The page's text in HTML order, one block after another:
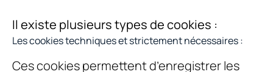
Il existe plusieurs types de cookies :
Les cookies techniques et strictement nécessaires :
Ces cookies permettent d’enregistrer les